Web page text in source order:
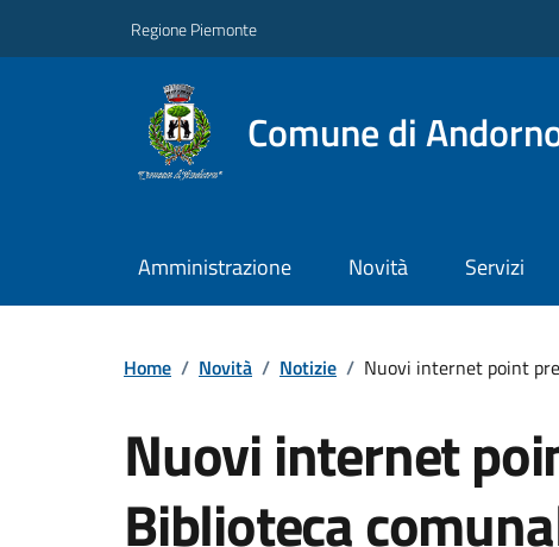
Regione Piemonte
Comune di
Amministrazione Novità Servizi
Home / Novità / Notizie / Nuovi internet point
Nuovi internet
Biblioteca